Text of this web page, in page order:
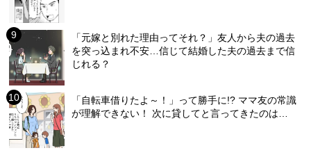
「元嫁と別れた理由ってそれ？」友人から夫の過去
を突っ込まれ不安…信じて結婚した夫の過去まで信
じれる？
「自転車借りたよ～！」って勝手に!? ママ友の常識
が理解できない！ 次に貸してと言ってきたのは…